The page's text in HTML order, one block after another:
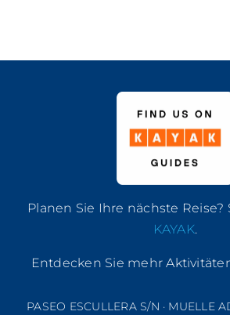
Planen Sie Ihre nächste Reise?
KAYAK.
Entdecken Sie mehr
PASEO ESCULLERA S/N · MUELLE